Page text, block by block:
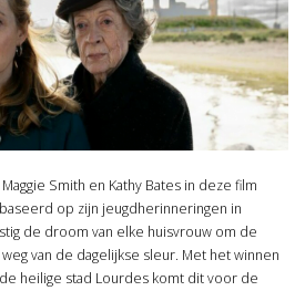
Smith en Kathy Bates in deze film
op zijn jeugdherinneringen in
de droom van elke huisvrouw om de
van de dagelijkse sleur. Met het winnen
heilige stad Lourdes komt dit voor de